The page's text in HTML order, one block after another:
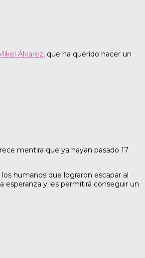
Álvarez, que ha querido hacer un
mentira que ya hayan pasado 17
humanos que lograron escapar al
esperanza y les permitirá conseguir un